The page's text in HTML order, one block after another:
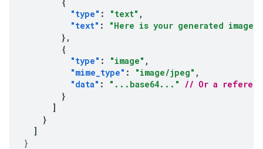
"type" : "text" ,
"text" :
"Here is your generated image:"
},
{
"type" : "image" ,
"mime_type" : "image/jpeg" ,
"data" : "...base64..." // Or a
}
]
}
]
}